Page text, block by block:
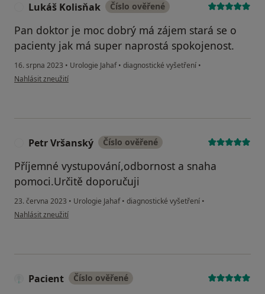
Lukáš Kolisňak Číslo ověřené
Pan doktor je moc dobrý má zájem stará se o
pacienty jak má super naprostá spokojenost.
16. srpna 2023 • Urologie Jahaf• diagnostické vyšetření •
podle názoru uživatele Lukáš Kolisňak
Nahlásit zneužití
Petr Vršanský Číslo ověřené
Příjemné vystupování,odbornost a snaha
pomoci.Určitě doporučuji
23. června 2023 • Urologie Jahaf• diagnostické vyšetření •
podle názoru uživatele Petr Vršanský
Nahlásit zneužití
Pacient Číslo ověřené